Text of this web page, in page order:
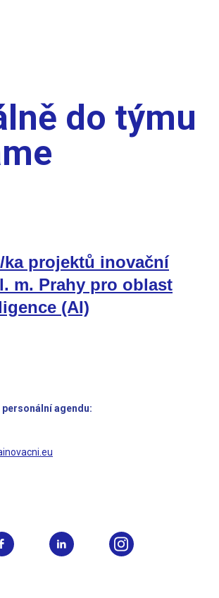
do týmu
ka projektů inovační
m. Prahy pro oblast
(AI)
personální agendu: